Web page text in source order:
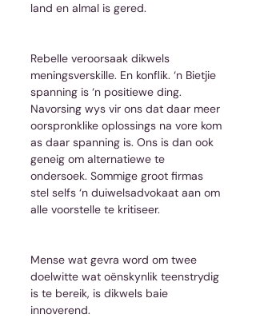
land en almal is gered.
Rebelle veroorsaak dikwels
meningsverskille. En konflik. ‘n Bietjie
spanning is ‘n positiewe ding.
Navorsing wys vir ons dat daar meer
oorspronklike oplossings na vore kom
as daar spanning is. Ons is dan ook
geneig om alternatiewe te
ondersoek. Sommige groot firmas
stel selfs ‘n duiwelsadvokaat aan om
alle voorstelle te kritiseer.
Mense wat gevra word om twee
doelwitte wat oënskynlik teenstrydig
is te bereik, is dikwels baie
innoverend.